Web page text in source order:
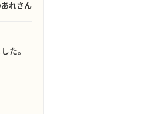
れさん
た。